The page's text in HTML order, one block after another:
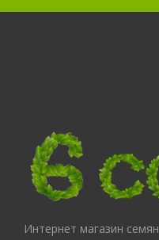
Интернет магазин семян